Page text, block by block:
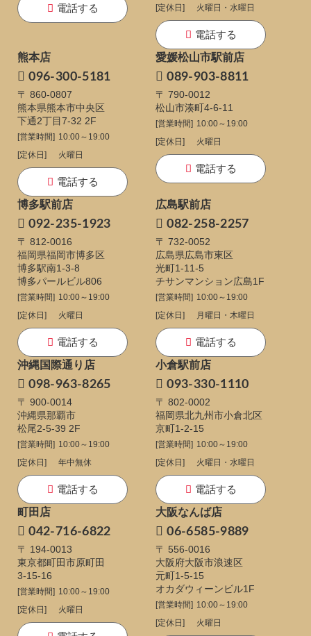
電話する
[定休日]
火曜日・水曜日
電話する
熊本店
096-300-5181
〒 860-0807
熊本県熊本市中央区
下通2丁目7-32 2F
[営業時間] 10:00～19:00
[定休日]
火曜日
電話する
愛媛松山市駅前店
089-903-8811
〒 790-0012
松山市湊町4-6-11
[営業時間] 10:00～19:00
[定休日]
火曜日
電話する
博多駅前店
092-235-1923
〒 812-0016
福岡県福岡市博多区
博多駅南1-3-8
博多パールビル806
[営業時間] 10:00～19:00
[定休日]
火曜日
電話する
広島駅前店
082-258-2257
〒 732-0052
広島県広島市東区
光町1-11-5
チサンマンション広島1F
[営業時間] 10:00～19:00
[定休日]
月曜日・木曜日
電話する
沖縄国際通り店
098-963-8265
〒 900-0014
沖縄県那覇市
松尾2-5-39 2F
[営業時間] 10:00～19:00
[定休日]
年中無休
電話する
小倉駅前店
093-330-1110
〒 802-0002
福岡県北九州市小倉北区
京町1-2-15
[営業時間] 10:00～19:00
[定休日]
火曜日・水曜日
電話する
町田店
042-716-6822
〒 194-0013
東京都町田市原町田
3-15-16
[営業時間] 10:00～19:00
[定休日]
火曜日
大阪なんば店
06-6585-9889
〒 556-0016
大阪府大阪市浪速区
元町1-5-15
オカダウィーンビル1F
[営業時間] 10:00～19:00
[定休日]
火曜日